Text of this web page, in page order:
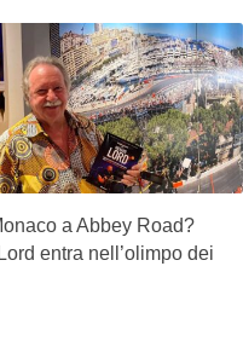
a Abbey Road?
entra nell’olimpo dei